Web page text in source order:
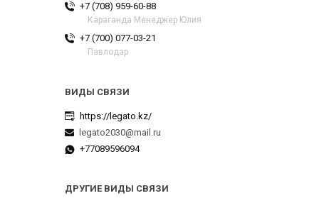
+7 (708) 959-60-88
Караганда Менеджер Юлия
+7 (700) 077-03-21
Павлодар
https://legato.kz/
legato2030@mail.ru
+77089596094
ДРУГИЕ ВИДЫ СВЯЗИ